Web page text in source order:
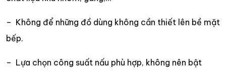
– Không để những đồ dùng không cần thiết lên bề mặt
bếp.
– Lựa chọn công suất nấu phù hợp, không nên bật